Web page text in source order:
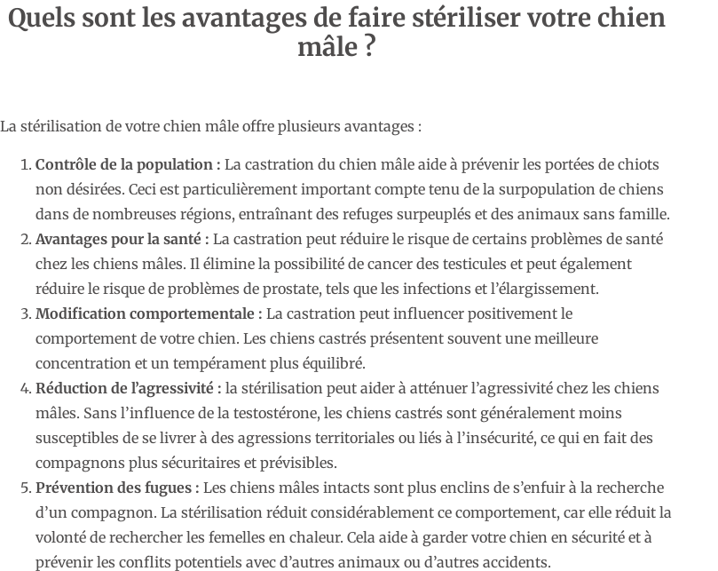
Quels sont les avantages de faire stériliser votre chien
mâle ?
La stérilisation de votre chien mâle offre plusieurs avantages :
Contrôle de la population : La castration du chien mâle aide à prévenir les portées de chiots
non désirées. Ceci est particulièrement important compte tenu de la surpopulation de chiens
dans de nombreuses régions, entraînant des refuges surpeuplés et des animaux sans famille.
Avantages pour la santé : La castration peut réduire le risque de certains problèmes de santé
chez les chiens mâles. Il élimine la possibilité de cancer des testicules et peut également
réduire le risque de problèmes de prostate, tels que les infections et l’élargissement.
Modification comportementale : La castration peut influencer positivement le
comportement de votre chien. Les chiens castrés présentent souvent une meilleure
concentration et un tempérament plus équilibré.
Réduction de l’agressivité : la stérilisation peut aider à atténuer l’agressivité chez les chiens
mâles. Sans l’influence de la testostérone, les chiens castrés sont généralement moins
susceptibles de se livrer à des agressions territoriales ou liés à l’insécurité, ce qui en fait des
compagnons plus sécuritaires et prévisibles.
Prévention des fugues : Les chiens mâles intacts sont plus enclins de s’enfuir à la recherche
d’un compagnon. La stérilisation réduit considérablement ce comportement, car elle réduit la
volonté de rechercher les femelles en chaleur. Cela aide à garder votre chien en sécurité et à
prévenir les conflits potentiels avec d’autres animaux ou d’autres accidents.